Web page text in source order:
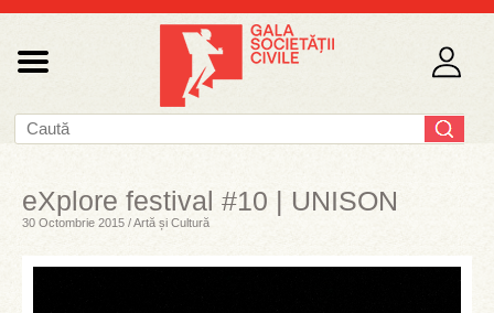
eXplore festival #10 | UNISON
30 Octombrie 2015 / Artă și Cultură